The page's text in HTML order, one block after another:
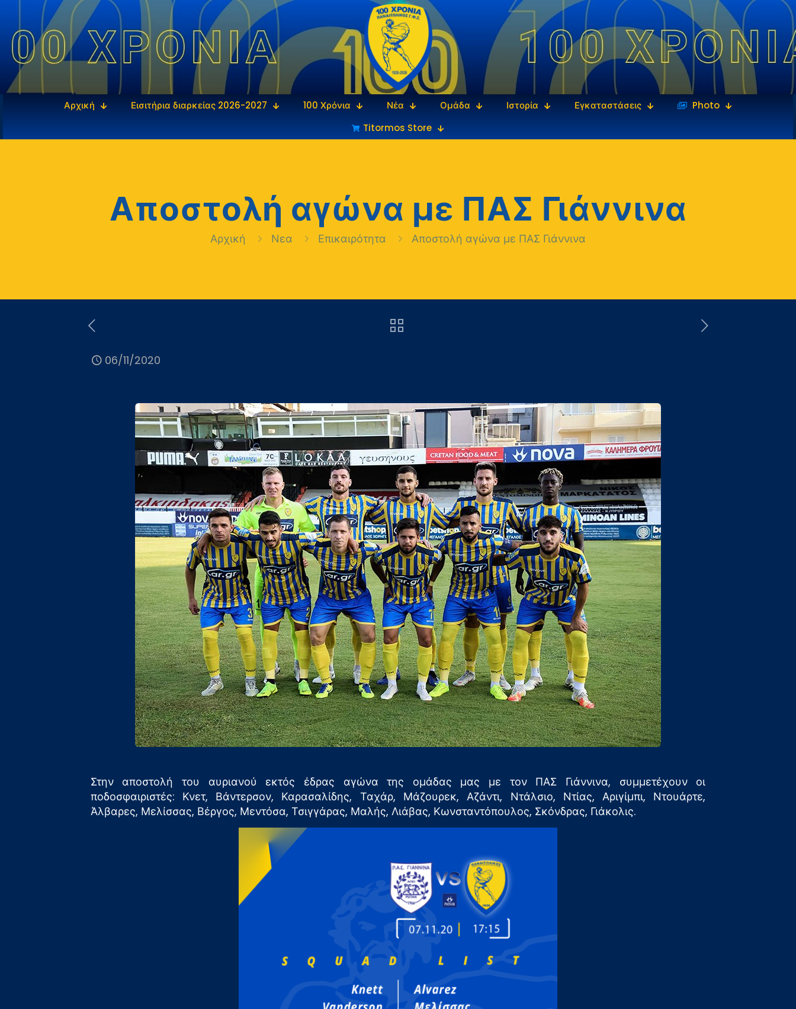
Αρχική Εισιτήρια διαρκείας 2026-2027 100 Χρόνια Νέα Ομάδα Ιστορία Εγκαταστάσεις
‎‏‏‎ ‎Photo
Titormos Store
Αποστολή αγώνα με ΠΑΣ Γιάννινα
Αρχική Νεα Επικαιρότητα Αποστολή αγώνα με ΠΑΣ Γιάννινα
06/11/2020
Στην αποστολή του αυριανού εκτός έδρας αγώνα της ομάδας μας με τον ΠΑΣ Γιάννινα, συμμετέχουν οι
ποδοσφαιριστές: Κνετ, Βάντερσον, Καρασαλίδης, Ταχάρ, Μάζουρεκ, Αζάντι, Ντάλσιο, Ντίας, Αριγίμπι, Ντουάρτε,
Άλβαρες, Μελίσσας, Βέργος, Μεντόσα, Τσιγγάρας, Μαλής, Λιάβας, Κωνσταντόπουλος, Σκόνδρας, Γιάκολις.